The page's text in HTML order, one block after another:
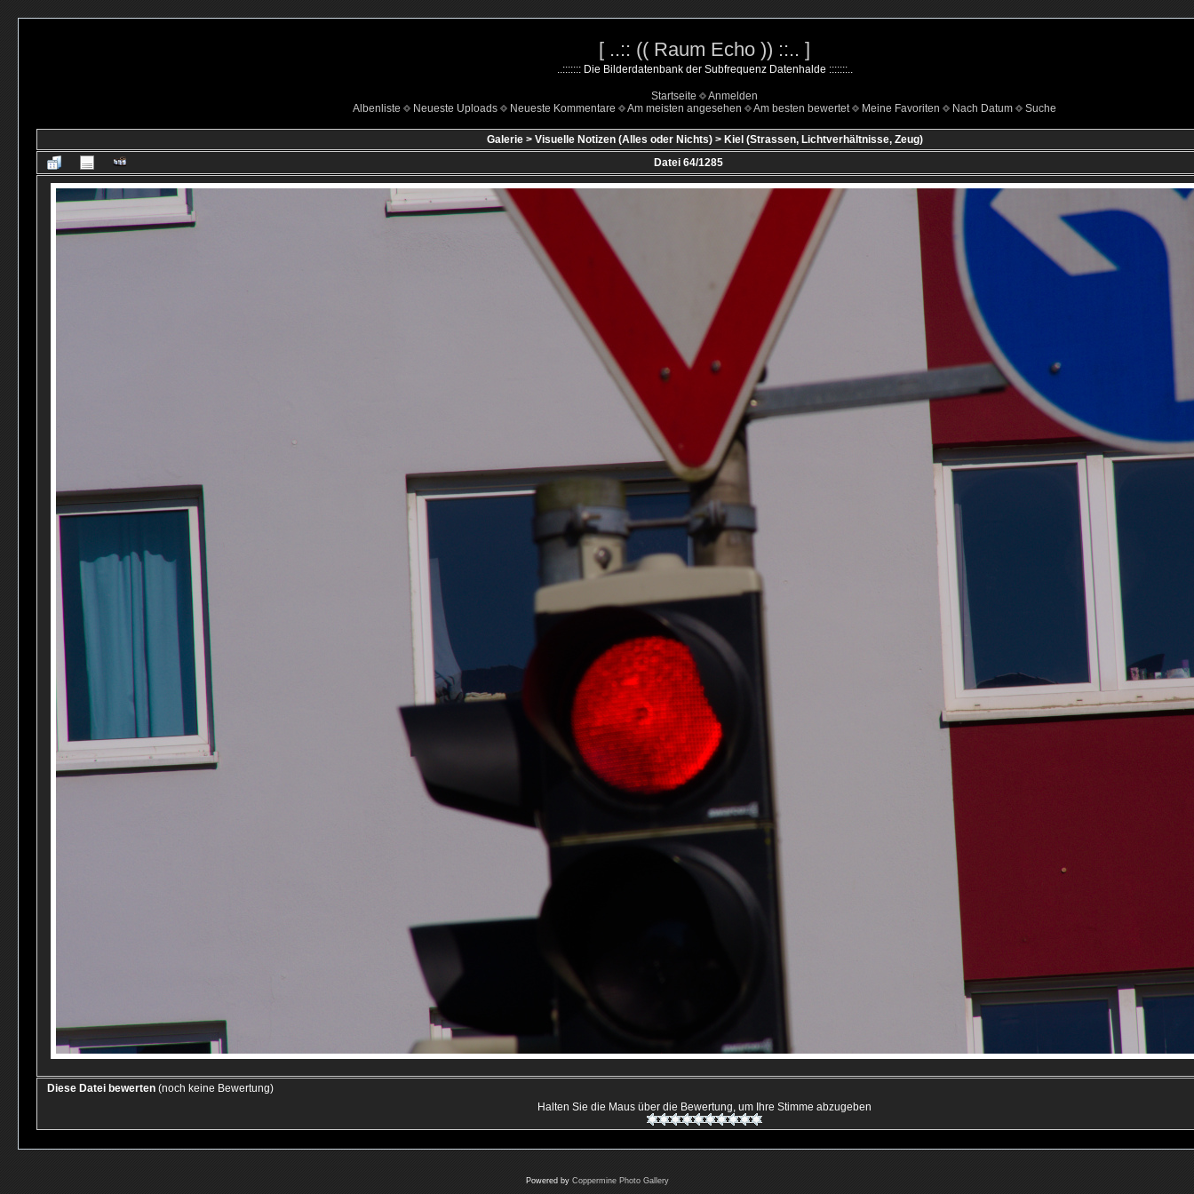
[ ..:: (( Raum Echo )) ::.. ]
..::::::: Die Bilderdatenbank der Subfrequenz Datenhalde :::::::..
Startseite
Anmelden
Albenliste
Neueste Uploads Neueste Kommentare Am meisten angesehen Am besten bewertet Meine Favoriten Nach Datum Suche
Galerie> Visuelle Notizen (Alles oder Nichts)> Kiel (Strassen, Lichtverhältnisse, Zeug)
Datei 64/1285
Diese Datei bewerten (noch keine Bewertung)
Halten Sie die Maus über die Bewertung, um Ihre Stimme abzugeben
Powered by Coppermine Photo Gallery